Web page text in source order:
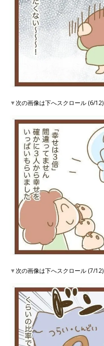
▼次の画像は下へスクロール (6/12)
▼次の画像は下へスクロール (7/12)